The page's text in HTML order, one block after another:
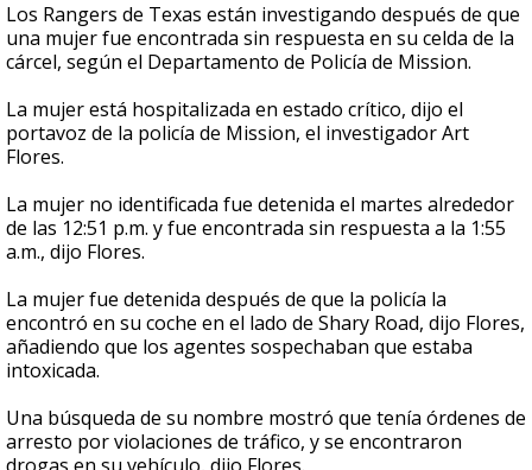
Los Rangers de Texas están investigando después de que
una mujer fue encontrada sin respuesta en su celda de la
cárcel, según el Departamento de Policía de Mission.
La mujer está hospitalizada en estado crítico, dijo el
portavoz de la policía de Mission, el investigador Art
Flores.
La mujer no identificada fue detenida el martes alrededor
de las 12:51 p.m. y fue encontrada sin respuesta a la 1:55
a.m., dijo Flores.
La mujer fue detenida después de que la policía la
encontró en su coche en el lado de Shary Road, dijo Flores,
añadiendo que los agentes sospechaban que estaba
intoxicada.
Una búsqueda de su nombre mostró que tenía órdenes de
arresto por violaciones de tráfico, y se encontraron